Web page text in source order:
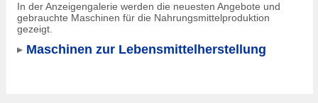
In der Anzeigengalerie werden die neuesten Angebote und
gebrauchte Maschinen für die Nahrungsmittelproduktion
gezeigt.
Maschinen zur Lebensmittelherstellung